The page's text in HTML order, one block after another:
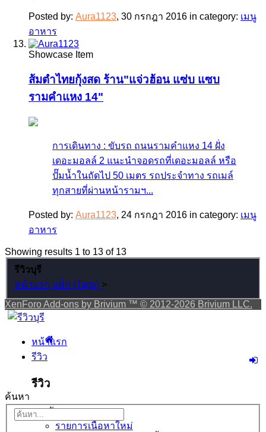
Posted by: Aura1123, 30 กรกฎา 2016 in category: เมนู
อาหาร
Showcase Item
ส้มตำไทยกุ้งสด ร้าน"แจ่วฮ้อน แซ่บ แซบ
รามคำแหง 14"
การเดินทาง : ขับรถ ถนนรามคำแหง 14 ฝั่ง
เดอะมอลล์ 2 แนะนำจอดรถที่เดอะมอลล์ หรือ
ปั๊มน้ำในถัดไป 50 เมตร รถประจำทาง รถเมล์
ทุกสายที่ผ่านหน้ารามฯ...
Posted by: Aura1123, 24 กรกฎา 2016 in category: เมนู
อาหาร
Showing results 1 to 13 of 13
รีวิวบุรี
หน้าแรก แท็ก (Tags) >
XenForo Add-ons by Brivium ™ © 2012-2026 Brivium LLC.
หน้าแรก
รีวิว
รีวิว
เมนูลัด
รายการเนื้อหาใหม่
ค้นหา